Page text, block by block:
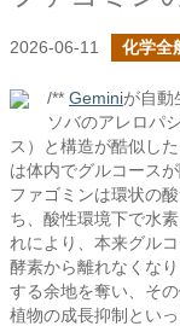
2026-06-11 化学全
/** Geminiが自動
ソバのアレロパ
ス）と構造が酷似し
は体内でグルコース
ファゴミンは環状の
ち、酸性環境下で水
れにより、本来グル
酵素から離れなくな
する余地を奪い、そ
植物の成長抑制とい